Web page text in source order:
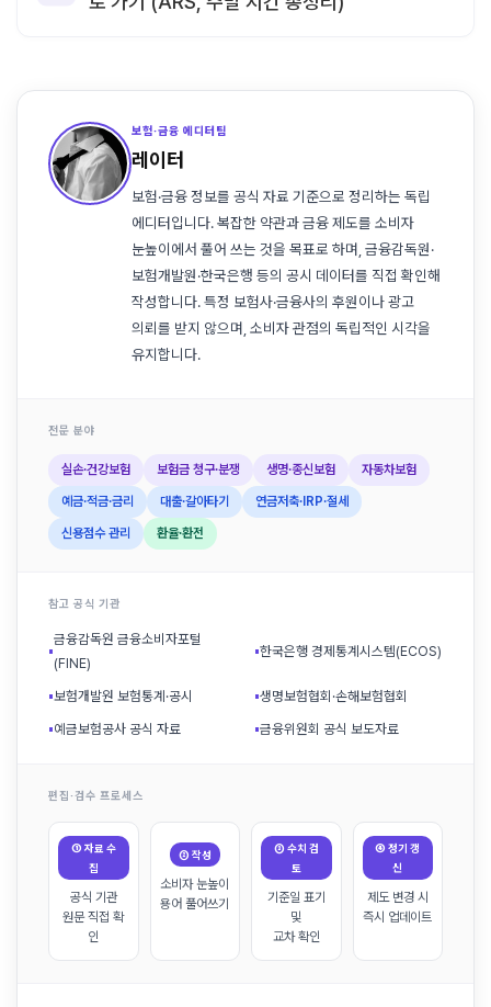
보험·금융 에디터팀
레이터
보험·금융 정보를 공식 자료 기준으로 정리하는 독립
에디터입니다. 복잡한 약관과 금융 제도를 소비자
눈높이에서 풀어 쓰는 것을 목표로 하며, 금융감독원·
보험개발원·한국은행 등의 공시 데이터를 직접 확인해
작성합니다. 특정 보험사·금융사의 후원이나 광고
의뢰를 받지 않으며, 소비자 관점의 독립적인 시각을
유지합니다.
전문 분야
실손·건강보험 보험금 청구·분쟁 생명·종신보험 자동차보험
예금·적금·금리 대출·갈아타기 연금저축·IRP·절세
신용점수 관리 환율·환전
참고 공식 기관
▪
금융감독원 금융소비자포털
(FINE)
▪한국은행 경제통계시스템(ECOS)
▪보험개발원 보험통계·공시 ▪생명보험협회·손해보험협회
▪예금보험공사 공식 자료 ▪금융위원회 공식 보도자료
편집·검수 프로세스
① 자료 수
집
공식 기관
원문 직접 확
인
② 작성
소비자 눈높이
용어 풀어쓰기
③ 수치 검
토
기준일 표기
및
교차 확인
④ 정기 갱
신
제도 변경 시
즉시 업데이트